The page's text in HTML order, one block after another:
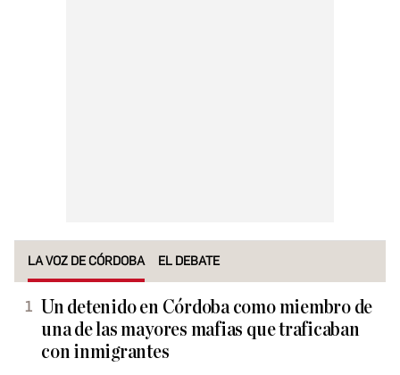
LA VOZ DE CÓRDOBA EL DEBATE
Un detenido en Córdoba como miembro de
una de las mayores mafias que traficaban
con inmigrantes